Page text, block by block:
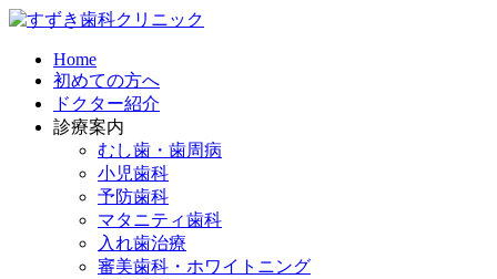
Home
初めての方へ
ドクター紹介
診療案内
むし歯・歯周病
小児歯科
予防歯科
マタニティ歯科​
入れ歯治療​
審美歯科・ホワイトニング​